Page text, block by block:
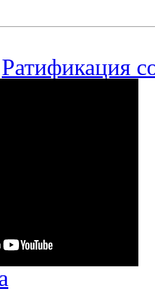
Ратификация